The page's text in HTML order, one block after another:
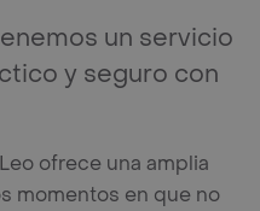
un servicio
y seguro con
ofrece una amplia
momentos en que no